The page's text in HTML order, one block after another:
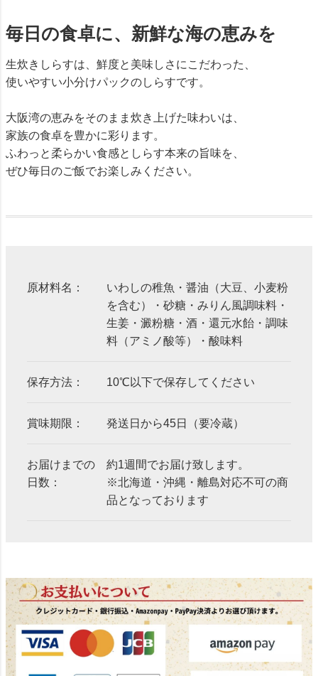
毎日の食卓に、新鮮な海の恵みを
生炊きしらすは、鮮度と美味しさにこだわった、
使いやすい小分けパックのしらすです。
大阪湾の恵みをそのまま炊き上げた味わいは、
家族の食卓を豊かに彩ります。
ふわっと柔らかい食感としらす本来の旨味を、
ぜひ毎日のご飯でお楽しみください。
原材料名：
いわしの稚魚・醤油（大豆、小麦粉
を含む）・砂糖・みりん風調味料・
生姜・澱粉糖・酒・還元水飴・調味
料（アミノ酸等）・酸味料
保存方法： 10℃以下で保存してください
賞味期限： 発送日から45日（要冷蔵）
お届けまでの
日数：
約1週間でお届け致します。
※北海道・沖縄・離島対応不可の商
品となっております